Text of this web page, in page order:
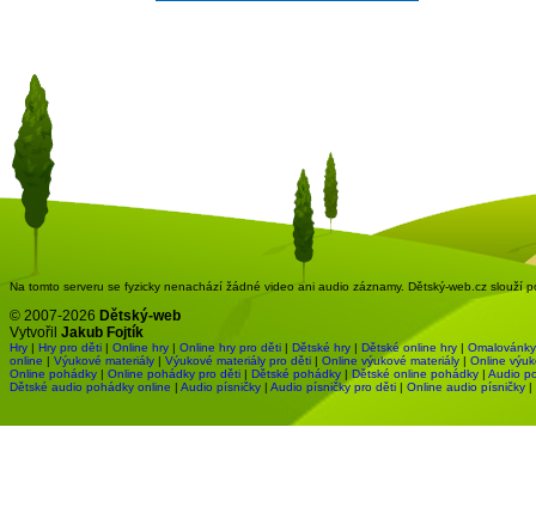
Na tomto serveru se fyzicky nenachází žádné video ani audio záznamy. Dětský-web.cz slouží
© 2007-2026 Dětský-web
Vytvořil Jakub Fojtík
Hry | Hry pro děti | Online hry | Online hry pro děti | Dětské hry | Dětské online hry | Omalovánky
online | Výukové materiály | Výukové materiály pro děti | Online výukové materiály | Online
Online pohádky | Online pohádky pro děti | Dětské pohádky | Dětské online pohádky | Audio
Dětské audio pohádky online | Audio písničky | Audio písničky pro děti | Online audio písničky |